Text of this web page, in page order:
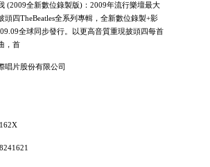
(2009全新數位錄製版)：2009年流行樂壇最大
頭四TheBeatles全系列專輯，全新數位錄製+影
全球同步發行。以更高音質重現披頭四每首
，首
唱片股份有限公司